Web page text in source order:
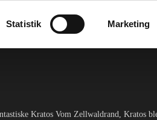
Statistik Marketing
HVALPE
Kratos Vom Zellwaldrand, Kratos